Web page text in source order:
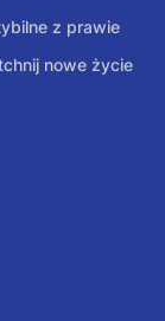
z prawie
nowe życie